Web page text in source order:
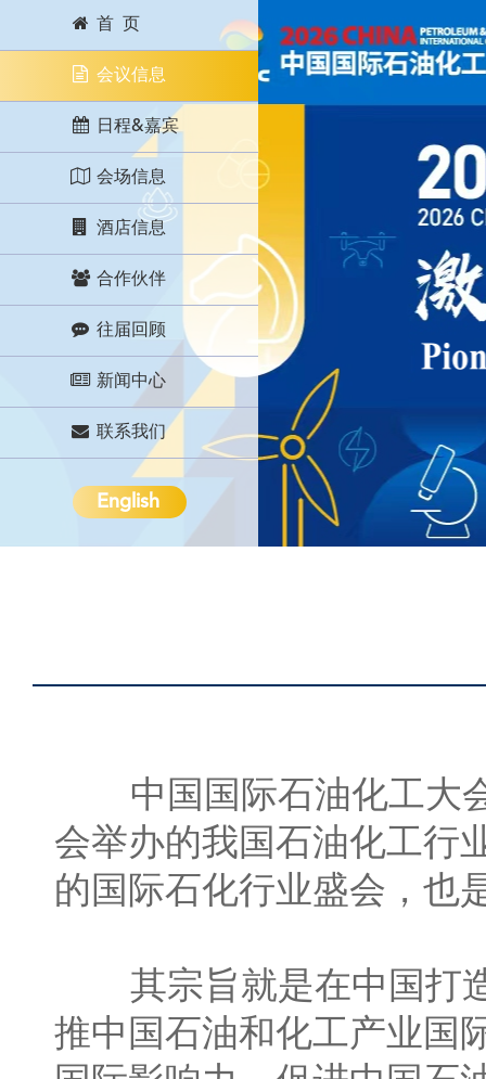
首 页
会议信息
日程&嘉宾
会场信息
酒店信息
合作伙伴
往届回顾
新闻中心
联系我们
English
中国国际石油化工大会
会举办的我国石油化工行
的国际石化行业盛会，也
其宗旨就是在中国打造
推中国石油和化工产业国